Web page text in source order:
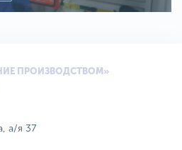
ПРОИЗВОДСТВОМ»
а/я 37